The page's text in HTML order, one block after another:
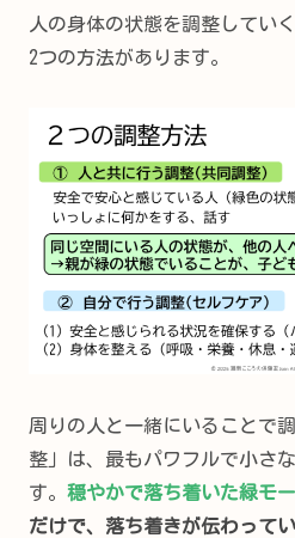
人の身体の状態を調整してい
2つの方法があります。
周りの人と一緒にいることで
整」は、最もパワフルで小さ
す。 穏やかで落ち着いた緑モ
だけで、落ち着きが伝わって